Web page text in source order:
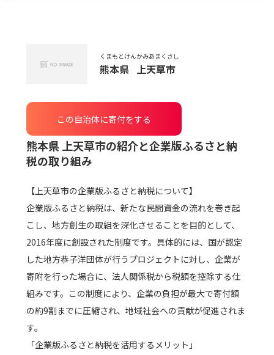
くまもとけん
熊本県
かみあまくさし
上天草市
この自治体に寄付をする
熊本県 上天草市の紹介と企業版ふるさと納
税の取り組み
【上天草市の企業版ふるさと納税について】
企業版ふるさと納税は、新たな民間資金の流れを巻き起
こし、地方創生の取組を深化させることを目的として、
2016年度に創設された制度です。具体的には、国が認定
した地方恭子洋団体が行うプロジェクトに対し、企業が
寄附を行った場合に、法人関係税から税額を控除する仕
組みです。この制度により、企業の負担が最大で寄付額
の約9割までに圧縮され、地域社会への貢献が促進されま
す。
「企業版ふるさと納税を活用するメリット」